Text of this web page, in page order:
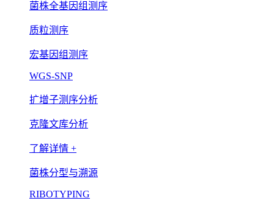
菌株全基因组测序
质粒测序
宏基因组测序
WGS-SNP
扩增子测序分析
克隆文库分析
了解详情 +
菌株分型与溯源
RIBOTYPING